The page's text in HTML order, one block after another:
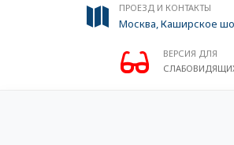
ПРОЕЗД И КОНТАКТЫ
Москва, Каширское
ВЕРСИЯ ДЛЯ